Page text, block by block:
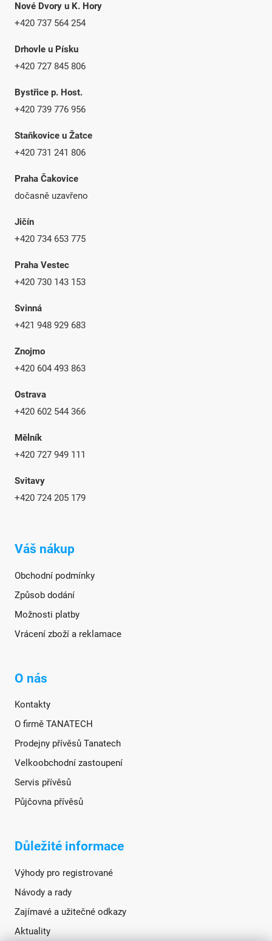
Nové Dvory u K. Hory
+420 737 564 254
Drhovle u Písku
+420 727 845 806
Bystřice p. Host.
+420 739 776 956
Staňkovice u Žatce
+420 731 241 806
Praha Čakovice
dočasně uzavřeno
Jičín
+420 734 653 775
Praha Vestec
+420 730 143 153
Svinná
+421 948 929 683
Znojmo
+420 604 493 863
Ostrava
+420 602 544 366
Mělník
+420 727 949 111
Svitavy
+420 724 205 179
Váš nákup
Obchodní podmínky
Způsob dodání
Možnosti platby
Vrácení zboží a reklamace
O nás
Kontakty
O firmě TANATECH
Prodejny přívěsů Tanatech
Velkoobchodní zastoupení
Servis přívěsů
Půjčovna přívěsů
Důležité informace
Výhody pro registrované
Návody a rady
Zajímavé a užitečné odkazy
Aktuality